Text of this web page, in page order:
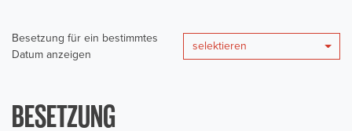
Besetzung für ein bestimmtes
Datum anzeigen
selektieren
BESETZUNG